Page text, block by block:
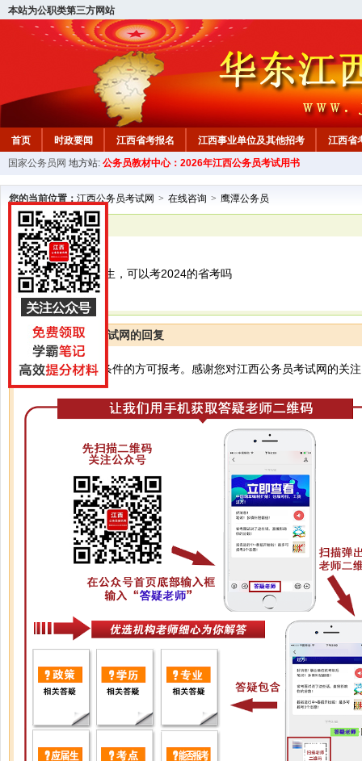
本站为公职类第三方网站
首页 时政要闻 江西省考报名 江西事业单位及其他招考 江西省
教材中心
国家公务员网 地方站: 公务员教材中心：2026年江西公务员考试用书
您的当前位置： 江西公务员考试网 > 在线咨询 > 鹰潭公务员
已解决
鹰潭公务员
我是2024年毕业生，可以考2024的省考吗
江西公务员考试网的回复
您好，符合报考条件的方可报考。感谢您对江西公务员考试网的关